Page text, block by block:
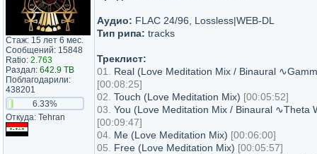
Стаж: 15 лет 6 мес.
Сообщений: 15848
Ratio: 2.763
Раздал: 642.9 TB
Поблагодарили:
438201
6.33%
Откуда: Tehran
Аудио: FLAC 24/96, Lossless|WEB-DL
Тип рипа: tracks
Треклист:
01.
Real (Love Meditation Mix / Binaural
[00:08:25]
02. Touch (Love Meditation Mix) [00:05:52]
03. You (Love Meditation Mix / Binaural ∿Theta
[00:09:47]
04. Me (Love Meditation Mix) [00:06:00]
05.
Free (Love Meditation Mix) [00:05:57]